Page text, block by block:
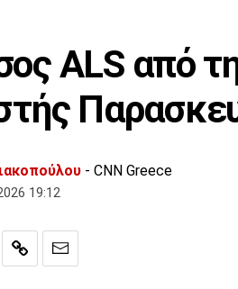
ALS από
- CNN Greece
19:12